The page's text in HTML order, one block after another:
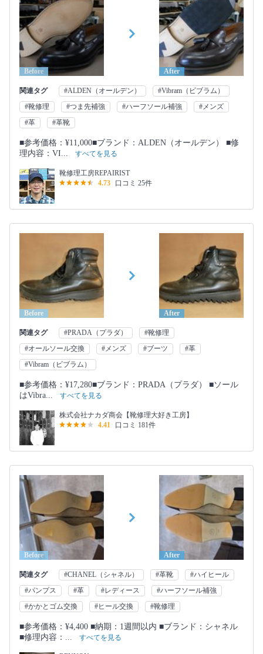
Before After
関連タグ #ALDEN（オールデン）
#Vibram（ビブラム）
#靴修理
#つま先補強 #ハーフソール補強
#メンズ
#革
#革靴
■参考価格：¥11,000■ブランド：ALDEN（オールデン） ■修
理内容：VI...
すべてを見る
靴修理工房REPAIRIST
4.73
口コミ 25件
Before After
関連タグ #PRADA（プラダ）
#靴修理
#オールソール交換
#メンズ #ブーツ
#革
#Vibram（ビブラム）
■参考価格：¥17,280■ブランド：PRADA（プラダ） ■ソール
はVibra...
すべてを見る
株式会社ナカダ商会【靴修理大好き工房】
4.41
口コミ 181件
Before After
関連タグ #CHANEL（シャネル） #革靴
#ハイヒール
#パンプス
#革 #レディース
#ハーフソール補強
#かかとゴム交換
#ヒール交換 #靴修理
■参考価格：¥4,400 ■納期：1週間以内 ■ブランド：シャネル
■修理内容：...
すべてを見る